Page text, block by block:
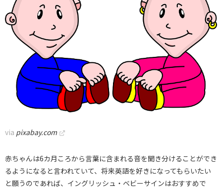
via pixabay.com
赤ちゃんは6カ月ころから言葉に含まれる音を聞き分けることができ
るようになると言われていて、将来英語を好きになってもらいたい
と願うのであれば、イングリッシュ・ベビーサインはおすすめで